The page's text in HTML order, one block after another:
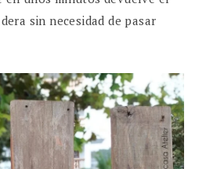
sin necesidad de pasar